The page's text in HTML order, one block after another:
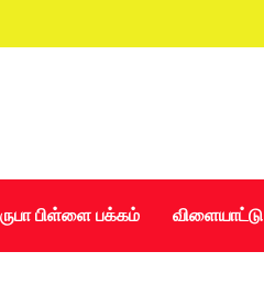
பிள்ளை பக்கம் விளையாட்டு